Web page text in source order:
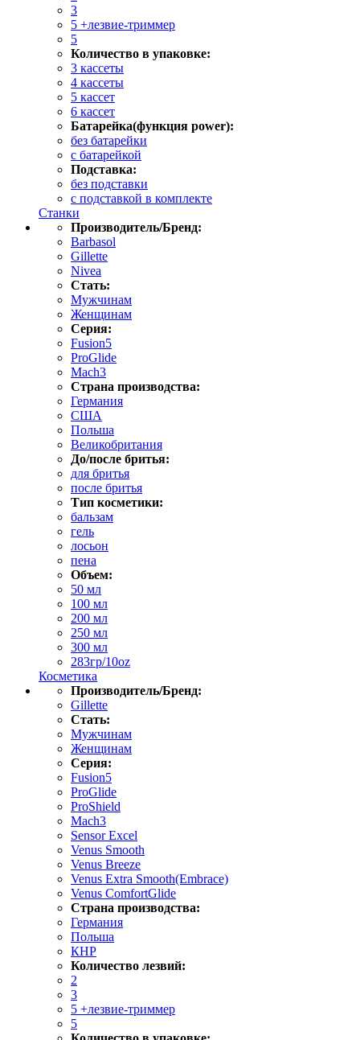
3
5 +лезвие-триммер
5
Количество в упаковке:
3 кассеты
4 кассеты
5 кассет
6 кассет
Батарейка(функция power):
без батарейки
с батарейкой
Подставка:
без подставки
с подставкой в комплекте
Станки
Производитель/Бренд:
Barbasol
Gillette
Nivea
Стать:
Мужчинам
Женщинам
Серия:
Fusion5
ProGlide
Mach3
Страна производства:
Германия
США
Польша
Великобритания
До/после бритья:
для бритья
после бритья
Тип косметики:
бальзам
гель
лосьон
пена
Объем:
50 мл
100 мл
200 мл
250 мл
300 мл
283гр/10oz
Косметика
Производитель/Бренд:
Gillette
Стать:
Мужчинам
Женщинам
Серия:
Fusion5
ProGlide
ProShield
Mach3
Sensor Excel
Venus Smooth
Venus Breeze
Venus Extra Smooth(Embrace)
Venus ComfortGlide
Страна производства:
Германия
Польша
КНР
Количество лезвий:
2
3
5 +лезвие-триммер
5